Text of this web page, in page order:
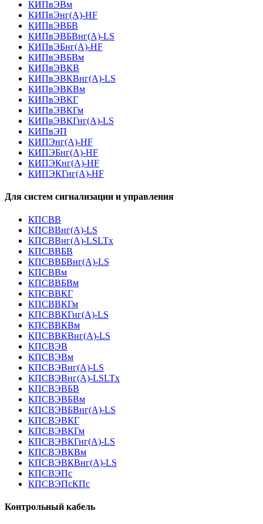
КИПвЭВм
КИПвЭнг(А)-HF
КИПвЭВБВ
КИПвЭВБВнг(А)-LS
КИПвЭБнг(А)-HF
КИПвЭВБВм
КИПвЭВКВ
КИПвЭВКВнг(А)-LS
КИПвЭВКВм
КИПвЭВКГ
КИПвЭВКГм
КИПвЭВКГнг(А)-LS
КИПвЭП
КИПЭнг(А)-HF
КИПЭБнг(А)-HF
КИПЭКнг(А)-HF
КИПЭКГнг(А)-HF
Для систем сигнализации и управления
КПСВВ
КПСВВнг(А)-LS
КПСВВнг(А)-LSLTx
КПСВВБВ
КПСВВБВнг(А)-LS
КПСВВм
КПСВВБВм
КПСВВКГ
КПСВВКГм
КПСВВКГнг(А)-LS
КПСВВКВм
КПСВВКВнг(А)-LS
КПСВЭВ
КПСВЭВм
КПСВЭВнг(А)-LS
КПСВЭВнг(А)-LSLTx
КПСВЭВБВ
КПСВЭВБВм
КПСВЭВБВнг(А)-LS
КПСВЭВКГ
КПСВЭВКГм
КПСВЭВКГнг(А)-LS
КПСВЭВКВм
КПСВЭВКВнг(А)-LS
КПСВЭПс
КПСВЭПсКПс
Контрольный кабель